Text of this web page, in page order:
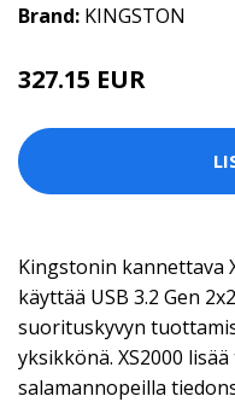
Brand: KINGSTON
327.15 EUR
Kingstonin kannettava
käyttää USB 3.2 Gen
suorituskyvyn
yksikkönä. XS2000
salamannopeilla